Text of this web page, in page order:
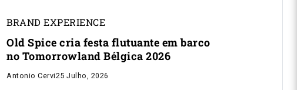
BRAND EXPERIENCE
Old Spice cria festa flutuante em barco
no Tomorrowland Bélgica 2026
Antonio Cervi25 Julho, 2026